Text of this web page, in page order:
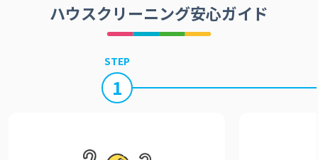
ハウスクリーニング安心ガイド
STEP
1